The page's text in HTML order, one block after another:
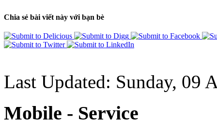
Chia sẻ bài viết này với bạn bè
Last Updated: Sunday, 09
Mobile - Service